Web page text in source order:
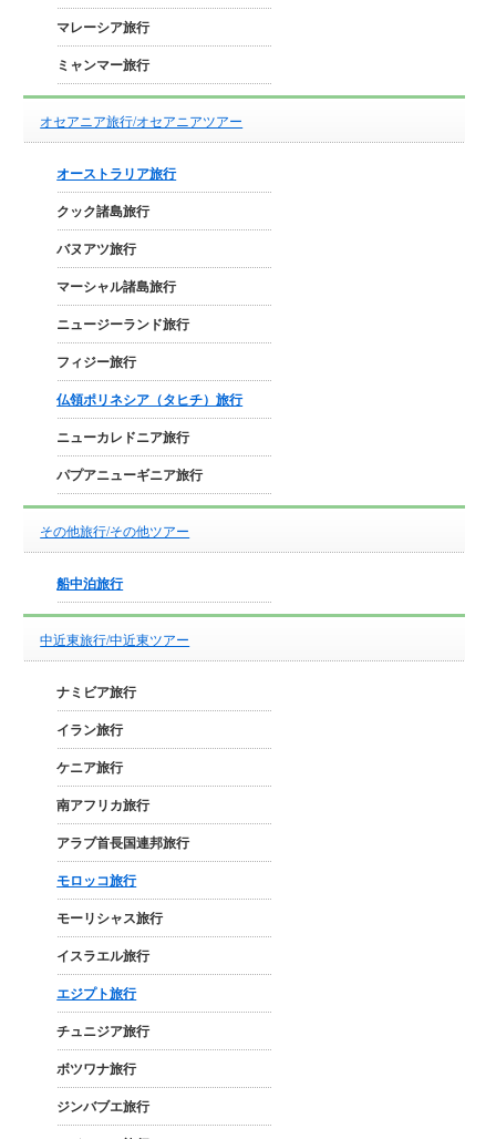
マレーシア旅行
ミャンマー旅行
オセアニア旅行/オセアニアツアー
オーストラリア旅行
クック諸島旅行
バヌアツ旅行
マーシャル諸島旅行
ニュージーランド旅行
フィジー旅行
仏領ポリネシア（タヒチ）旅行
ニューカレドニア旅行
パプアニューギニア旅行
その他旅行/その他ツアー
船中泊旅行
中近東旅行/中近東ツアー
ナミビア旅行
イラン旅行
ケニア旅行
南アフリカ旅行
アラブ首長国連邦旅行
モロッコ旅行
モーリシャス旅行
イスラエル旅行
エジプト旅行
チュニジア旅行
ボツワナ旅行
ジンバブエ旅行